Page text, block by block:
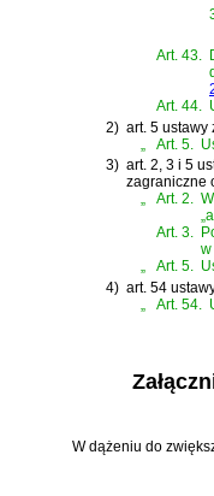
Art. 43.
Art. 44.
2) art. 5 ustawy
Art. 5.
3) art. 2, 3 i 5
zagraniczne
„
Art. 2. W
Art. 3.
w
„
Art. 5.
4) art. 54
Art. 54.
W dążeniu do